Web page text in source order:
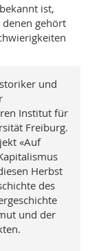
ist,
gehört
und
Institut für
Freiburg.
«Auf
Herbst
des
und der